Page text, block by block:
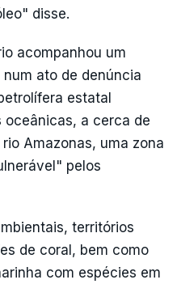
disse.
acompanhou um
ato de denúncia
estatal
oceânicas, a cerca de
Amazonas, uma zona
pelos
territórios
de coral, bem como
com espécies em